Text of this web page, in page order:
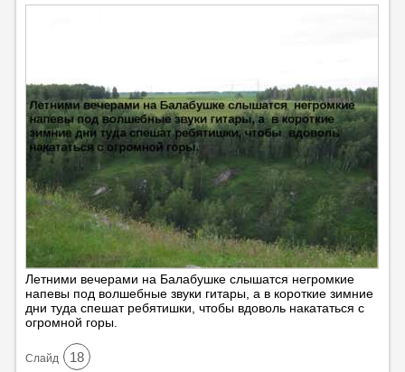
Летними вечерами на Балабушке слышатся негромкие
напевы под волшебные звуки гитары, а в короткие зимние
дни туда спешат ребятишки, чтобы вдоволь накататься с
огромной горы.
Cлайд 18